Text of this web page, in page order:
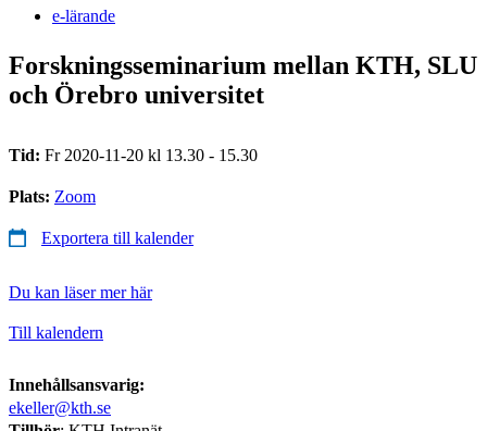
e-lärande
Forskningsseminarium mellan KTH, SLU
och Örebro universitet
Tid: Fr 2020-11-20 kl 13.30 - 15.30
Plats: Zoom
Exportera till kalender
Du kan läser mer här
Till kalendern
Innehållsansvarig:
ekeller@kth.se